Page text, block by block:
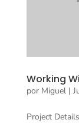
Working
por Miguel|
Project